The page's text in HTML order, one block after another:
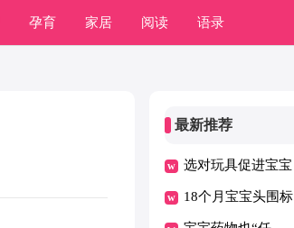
孕育 家居 阅读 语录
最新推荐
选对玩具促进宝宝
发育
18个月宝宝头围标